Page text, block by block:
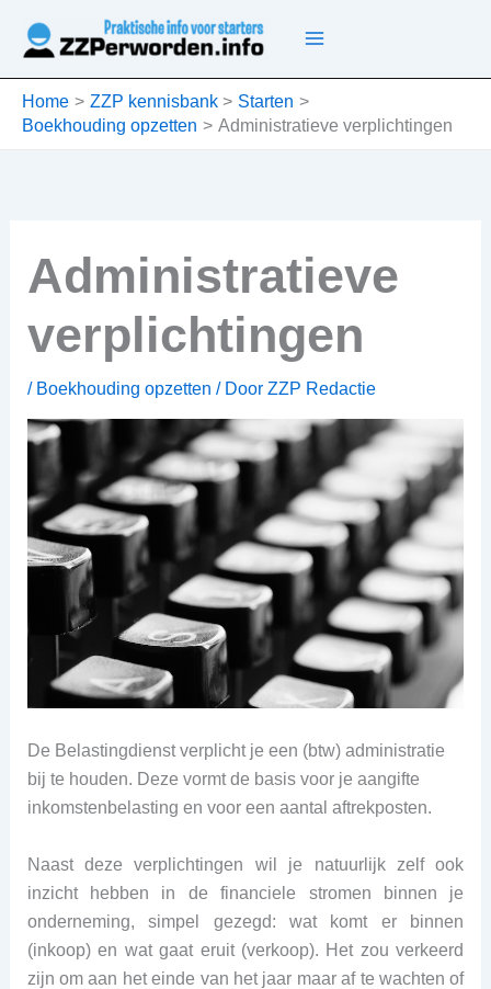
naar
inhoud
Home ZZP kennisbank
Starten
Boekhouding opzetten
Administratieve verplichtingen
Administratieve
verplichtingen
/ Boekhouding opzetten / Door ZZP Redactie
De Belastingdienst verplicht je een (btw) administratie
bij te houden. Deze vormt de basis voor je aangifte
inkomstenbelasting en voor een aantal aftrekposten.
Naast deze verplichtingen wil je natuurlijk zelf ook
inzicht hebben in de financiele stromen binnen je
onderneming, simpel gezegd: wat komt er binnen
(inkoop) en wat gaat eruit (verkoop). Het zou verkeerd
zijn om aan het einde van het jaar maar af te wachten of